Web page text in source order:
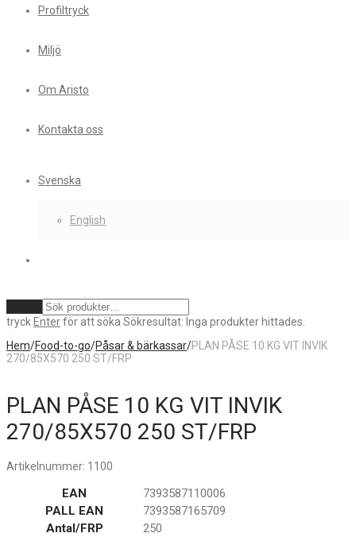
Profiltryck
Miljö
Om Aristo
Kontakta oss
Svenska
English
tryck Enterför att söka Sökresultat: Inga produkter hittades.
Hem/Food-to-go/Påsar & bärkassar/PLAN PÅSE 10 KG VIT INVIK
270/85X570 250 ST/FRP
PLAN PÅSE 10 KG VIT INVIK
270/85X570 250 ST/FRP
Artikelnummer: 1100
EAN
7393587110006
PALL EAN
7393587165709
Antal/FRP
250